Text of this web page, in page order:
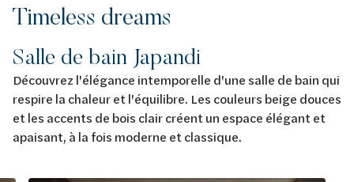
Timeless dreams
Salle de bain Japandi
Découvrez l'élégance intemporelle d'une salle de bain qui
respire la chaleur et l'équilibre. Les couleurs beige douces
et les accents de bois clair créent un espace élégant et
apaisant, à la fois moderne et classique.